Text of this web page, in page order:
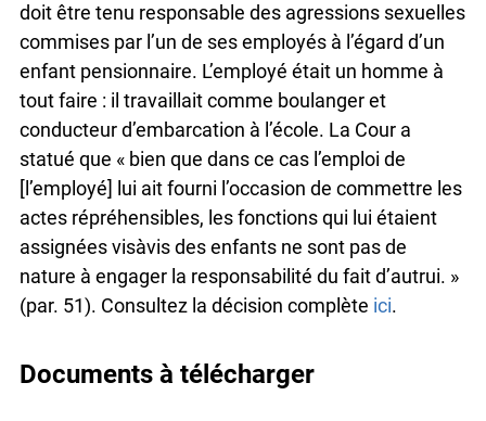
pensionnat doit être tenu responsable des
agressions sexuelles commises par l’un de ses
employés à l’égard d’un enfant pensionnaire.
L’employé était un homme à tout faire : il travaillait
comme boulanger et conducteur d’embarcation à
l’école. La Cour a statué que « bien que dans ce
cas l’emploi de [l’employé] lui ait fourni l’occasion
de commettre les actes répréhensibles, les
fonctions qui lui étaient assignées visàvis des
enfants ne sont pas de nature à engager la
responsabilité du fait d’autrui. » (par. 51).